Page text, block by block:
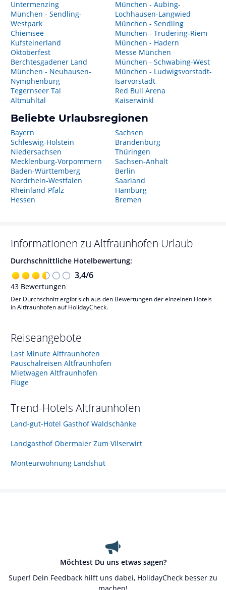
Untermenzing
München - Sendling-
Westpark
Chiemsee
Kufsteinerland
Oktoberfest
Berchtesgadener Land
München - Neuhausen-
Nymphenburg
Tegernseer Tal
Altmühltal
München - Aubing-
Lochhausen-Langwied
München - Sendling
München - Trudering-Riem
München - Hadern
Messe München
München - Schwabing-West
München - Ludwigsvorstadt-
Isarvorstadt
Red Bull Arena
Kaiserwinkl
Beliebte Urlaubsregionen
Bayern
Schleswig-Holstein
Niedersachsen
Mecklenburg-Vorpommern
Baden-Württemberg
Nordrhein-Westfalen
Rheinland-Pfalz
Hessen
Sachsen
Brandenburg
Thüringen
Sachsen-Anhalt
Berlin
Saarland
Hamburg
Bremen
Informationen zu Altfraunhofen Urlaub
Durchschnittliche Hotelbewertung:
3,4/6
43 Bewertungen
Der Durchschnitt ergibt sich aus den Bewertungen der einzelnen Hotels
in Altfraunhofen auf HolidayCheck.
Reiseangebote
Last Minute Altfraunhofen
Pauschalreisen Altfraunhofen
Mietwagen Altfraunhofen
Flüge
Trend-Hotels Altfraunhofen
Land-gut-Hotel Gasthof Waldschänke
Landgasthof Obermaier Zum Vilserwirt
Monteurwohnung Landshut
Möchtest Du uns etwas sagen?
Super! Dein Feedback hilft uns dabei, HolidayCheck besser zu